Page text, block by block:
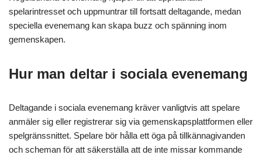
spelarintresset och uppmuntrar till fortsatt deltagande, medan
speciella evenemang kan skapa buzz och spänning inom
gemenskapen.
Hur man deltar i sociala evenemang
Deltagande i sociala evenemang kräver vanligtvis att spelare
anmäler sig eller registrerar sig via gemenskapsplattformen eller
spelgränssnittet. Spelare bör hålla ett öga på tillkännagivanden
och scheman för att säkerställa att de inte missar kommande